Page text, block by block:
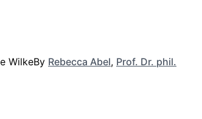
By Rebecca Abel, Prof. Dr. phil.